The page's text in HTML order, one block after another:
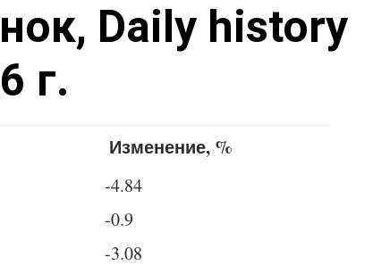
Daily history
г.
Изменение, %
-4.84
-0.9
-3.08